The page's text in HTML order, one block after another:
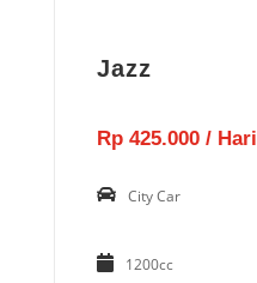
Jazz
Rp 425.000 / Hari
City Car
1200cc